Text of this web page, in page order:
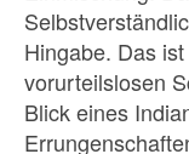
Hingabe. Das
vorurteilslosen
Blick eines